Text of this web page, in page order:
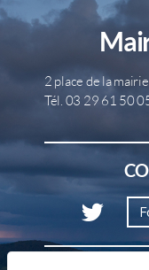
2 place de la
Tél. 03 29 61 50